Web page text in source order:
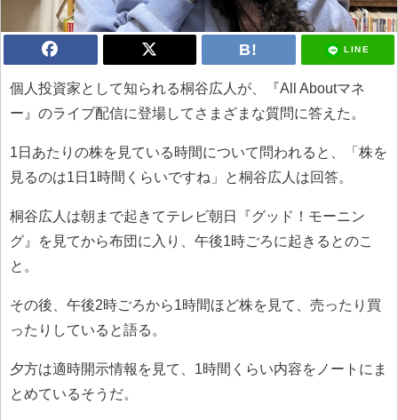
LINE
個人投資家として知られる桐谷広人が、『All Aboutマネ
ー』のライブ配信に登場してさまざまな質問に答えた。
1日あたりの株を見ている時間について問われると、「株を
見るのは1日1時間くらいですね」と桐谷広人は回答。
桐谷広人は朝まで起きてテレビ朝日『グッド！モーニン
グ』を見てから布団に入り、午後1時ごろに起きるとのこ
と。
その後、午後2時ごろから1時間ほど株を見て、売ったり買
ったりしていると語る。
夕方は適時開示情報を見て、1時間くらい内容をノートにま
とめているそうだ。